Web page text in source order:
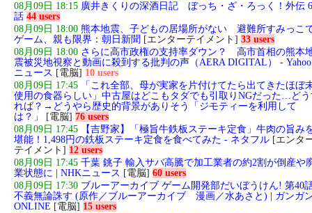
08月09日 18:15 廣井きくりの深酒日記 ぼっち・ざ・ろっく！外伝
話 44 users
08月09日 18:00 熊本地震、子どもの居場所がない 避難所すみっこ
ゲーム、親も限界：朝日新聞 [エンターテイメント] 33 users
08月09日 18:00 さらに高市政権の支持率ダウン？ 高市首相の熊本
震被災地視察と動画に殺到する批判の声（AERA DIGITAL） -
ニュース [電脳] 10 users
08月09日 17:45
「これ全部、母が実家を片付けてたら出てきたほぼ
使用の食器らしい」中古屋はどこもタダでも引取りNGだった…ど
れば？→どうやら歴史的背景がありそう「ジモティーを利用して
は？」
[電脳] 76 users
08月09日 17:45
【吉野家】「極旨牛鉄板ステーキ定食」牛肉の旨み
堪能！1,498円の鉄板ステーキ定食を食べてみた - ネタフル [エンタ
テイメント] 12 users
08月09日 17:45 千葉 銚子 輸入サバ高騰で加工業者の約2割が倒産や
業状態に | NHKニュース [電脳] 60 users
08月09日 17:30 ブルーアーカイブ ゲーム開発部だいぼうけん! 第40
不義無論誅す (原作／ブルーアーカイブ 漫画／水あさと) | ガンガ
ONLINE [電脳] 15 users